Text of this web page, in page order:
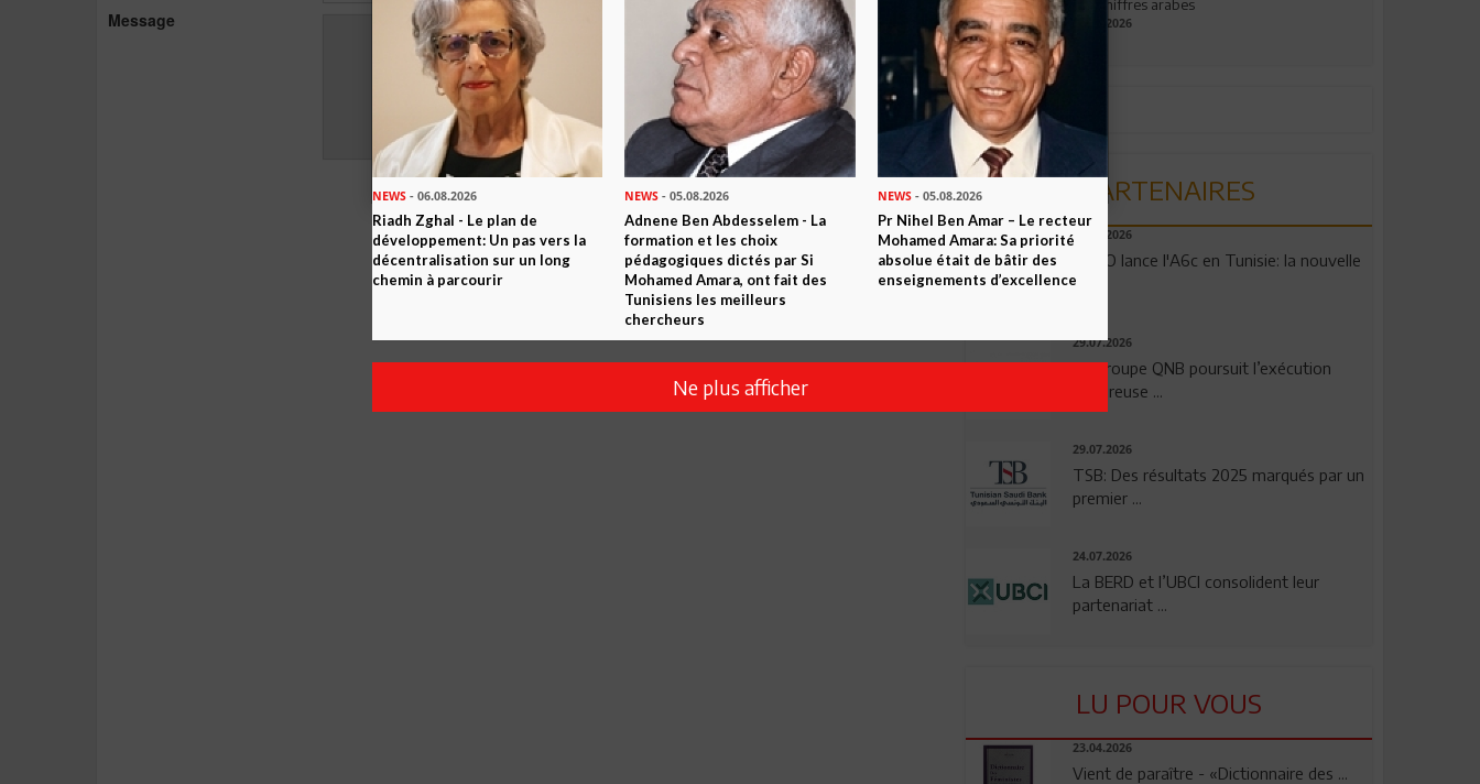
Message
Envoyer
aux chiffres arabes
09.07.2026
PARTENAIRES
04.08.2026
OPPO lance l'A6c en Tunisie: la nouvelle
...
29.07.2026
Le Groupe QNB poursuit l’exécution
rigoureuse ...
29.07.2026
TSB: Des résultats 2025 marqués par un
premier ...
24.07.2026
La BERD et l’UBCI consolident leur
partenariat ...
LU POUR VOUS
23.04.2026
Vient de paraître - «Dictionnaire des ...
NEWS - 06.08.2026
Riadh Zghal - Le plan de
développement: Un pas vers la
décentralisation sur un long
chemin à parcourir
NEWS - 05.08.2026
Adnene Ben Abdesselem - La
formation et les choix
pédagogiques dictés par Si
Mohamed Amara, ont fait des
Tunisiens les meilleurs
chercheurs
NEWS- 05.08.2026
Pr Nihel Ben Amar – Le recteur
Mohamed Amara: Sa priorité
absolue était de bâtir des
enseignements d’excellence
Ne plus afficher